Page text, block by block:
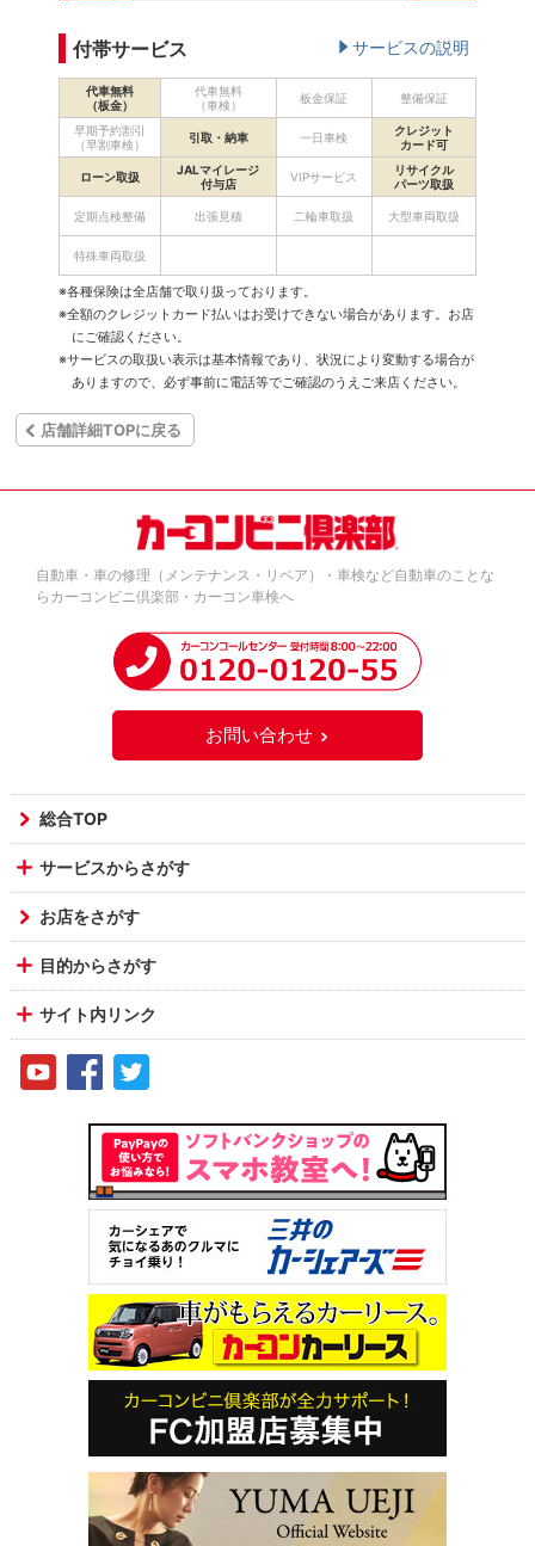
付帯サービス サービスの説明
代車無料
（板金）
代車無料
（車検）
板金保証 整備保証
早期予約割引
（早割車検）
引取・納車 一日車検
クレジット
カード可
ローン取扱
JALマイレージ
付与店
VIPサービス
リサイクル
パーツ取扱
定期点検整備 出張見積 二輪車取扱 大型車両取扱
特殊車両取扱
※各種保険は全店舗で取り扱っております。
※全額のクレジットカード払いはお受けできない場合があります。お店
にご確認ください。
※サービスの取扱い表示は基本情報であり、状況により変動する場合が
ありますので、必ず事前に電話等でご確認のうえご来店ください。
店舗詳細TOPに戻る
自動車・車の修理（メンテナンス・リペア）・車検など自動車のことな
らカーコンビニ倶楽部・カーコン車検へ
お問い合わせ
総合TOP
サービスからさがす
お店をさがす
目的からさがす
サイト内リンク